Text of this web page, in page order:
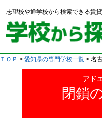
志望校や通学校から検索できる賃
ＴＯＰ > 愛知県の専門学校一覧 > 名
アド
閉鎖